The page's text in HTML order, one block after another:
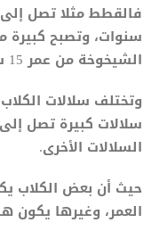
الشيخوخة من عمر 15 سنة فأكثر.
وتختلف سلالات
سلالات كبيرة تصل
السلالات الأخرى.
حيث أن بعض الكلاب
العمر، وغيرها يكون